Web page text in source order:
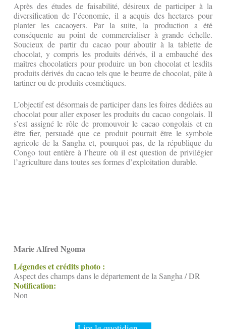
Après des études de faisabilité, désireux de participer à la
diversification de l’économie, il a acquis des hectares pour
planter les cacaoyers. Par la suite, la production a été
conséquente au point de commercialiser à grande échelle.
Soucieux de partir du cacao pour aboutir à la tablette de
chocolat, y compris les produits dérivés, il a embauché des
maîtres chocolatiers pour produire un bon chocolat et lesdits
produits dérivés du cacao tels que le beurre de chocolat, pâte à
tartiner ou de produits cosmétiques.
L’objectif est désormais de participer dans les foires dédiées au
chocolat pour aller exposer les produits du cacao congolais. Il
s’est assigné le rôle de promouvoir le cacao congolais et en
être fier, persuadé que ce produit pourrait être le symbole
agricole de la Sangha et, pourquoi pas, de la république du
Congo tout entière à l’heure où il est question de privilégier
l’agriculture dans toutes ses formes d’exploitation durable.
Marie Alfred Ngoma
Légendes et crédits photo :
Aspect des champs dans le département de la Sangha / DR
Notification:
Non